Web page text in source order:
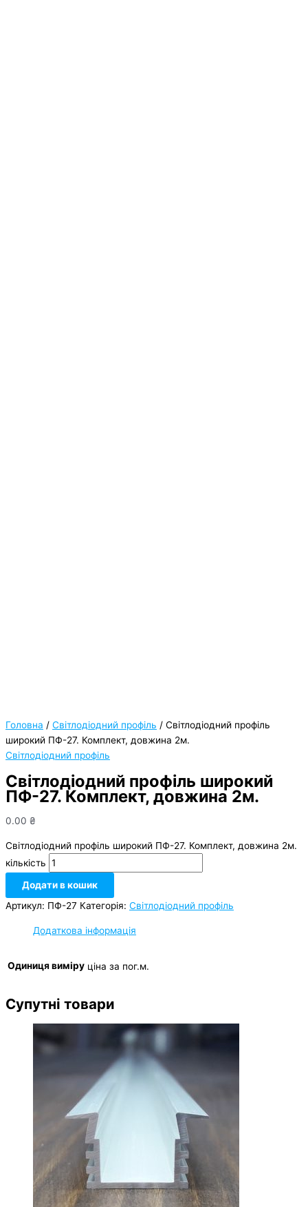
Головна / Світлодіодний профіль / Світлодіодний профіль
широкий ПФ-27. Комплект, довжина 2м.
Світлодіодний профіль
Світлодіодний профіль широкий
ПФ-27. Комплект, довжина 2м.
0.00 ₴
Світлодіодний профіль широкий ПФ-27. Комплект, довжина 2м.
кількість
Додати в кошик
Артикул: ПФ-27 Категорія: Світлодіодний профіль
Додаткова інформація
Одиниця виміру ціна за пог.м.
Супутні товари